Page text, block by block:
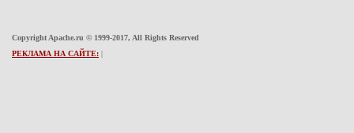
Copyright Apache.ru © 1999-2017, All Rights Reserved
РЕКЛАМА НА САЙТЕ: |